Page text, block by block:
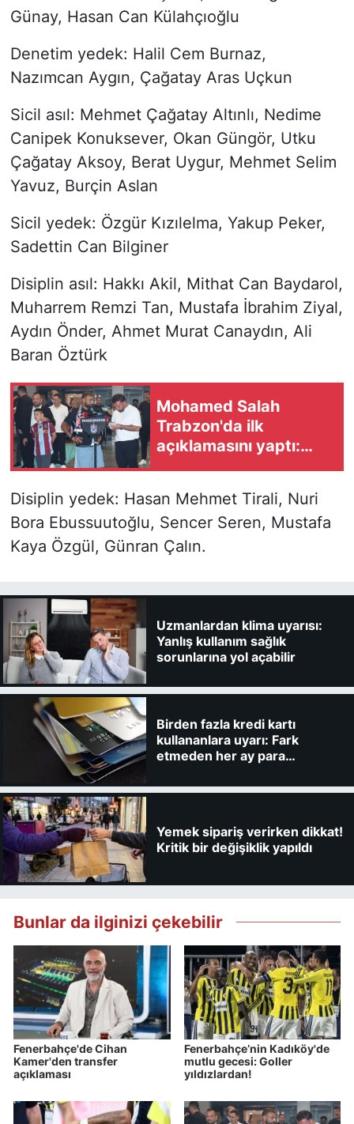
Günay, Hasan Can Külahçıoğlu
Denetim yedek: Halil Cem Burnaz,
Nazımcan Aygın, Çağatay Aras Uçkun
Sicil asıl: Mehmet Çağatay Altınlı, Nedime
Canipek Konuksever, Okan Güngör, Utku
Çağatay Aksoy, Berat Uygur, Mehmet Selim
Yavuz, Burçin Aslan
Sicil yedek: Özgür Kızılelma, Yakup Peker,
Sadettin Can Bilginer
Disiplin asıl: Hakkı Akil, Mithat Can Baydarol,
Muharrem Remzi Tan, Mustafa İbrahim Ziyal,
Aydın Önder, Ahmet Murat Canaydın, Ali
Baran Öztürk
Mohamed Salah
Trabzon'da ilk
açıklamasını yaptı:
Disiplin yedek: Hasan Mehmet Tirali, Nuri
Bora Ebussuutoğlu, Sencer Seren, Mustafa
Kaya Özgül, Günran Çalın.
Uzmanlardan klima uyarısı:
Yanlış kullanım sağlık
sorunlarına yol açabilir
Birden fazla kredi kartı
kullananlara uyarı: Fark
etmeden her ay para
Yemek sipariş verirken dikkat!
Kritik bir değişiklik yapıldı
Bunlar da ilginizi çekebilir
Fenerbahçe'de Cihan
Kamer'den transfer
açıklaması
Fenerbahçe’nin Kadıköy'de
mutlu gecesi: Goller
yıldızlardan!